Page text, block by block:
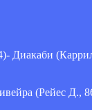
Диакаби
(Рейес Д.,